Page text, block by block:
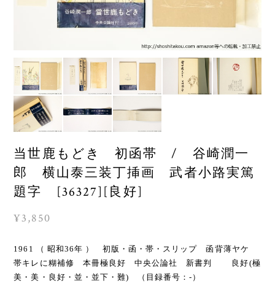
当世鹿もどき 初函帯 / 谷崎潤一
郎 横山泰三装丁挿画 武者小路実篤
題字 [36327][良好]
¥3,850
1961 （ 昭和36年 ） 初版・函・帯・スリップ 函背薄ヤケ
帯キレに糊補修 本冊極良好 中央公論社 新書判 良好(極
美・美・良好・並・並下・難) （目録番号：-）